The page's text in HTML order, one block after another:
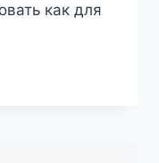
как для